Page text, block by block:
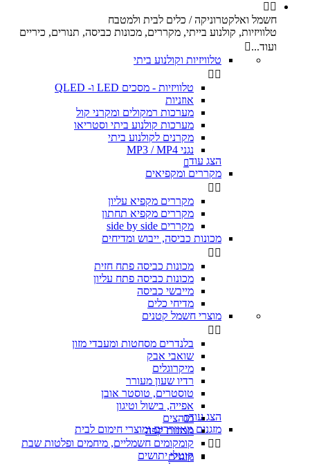
 
חשמל ואלקטרוניקה / כלים לבית ולמטבח
טלוויזיות, קולנוע בייתי, מקררים, מכונות כביסה, תנורים, כיריים
ועוד...
טלוויזיות וקולנוע ביתי
 
טלוויזיות - מסכים LED ו- QLED
אוזניות
מערכות רמקולים ומקרני קול
מערכות קולנוע ביתי וסטריאו
מקרנים לקולנוע ביתי
נגני MP3 / MP4
הצג עוד
מקררים ומקפיאים
 
מקררים מקפיא עליון
מקררים מקפיא תחתון
מקררים side by side
מכונות כביסה, ייבוש ומדיחים
 
מכונות כביסה פתח חזית
מכונות כביסה פתח עליון
מייבשי כביסה
מדיחי כלים
מוצרי חשמל קטנים
 
בלנדרים מסחטות ומעבדי מזון
שואבי אבק
מיקרוגלים
רדיו שעון מעורר
טוסטרים, טוסטר אובן
אפייה, בישול וטיגון
מגהצים
מכונות קפה
קומקומים חשמליים, מיחמים ופלטות שבת
קוטלי יתושים
הצג עוד
מזגנים מאווררים ומוצרי חימום לבית
 
מזגנים